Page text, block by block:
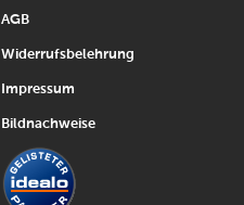
AGB
Widerrufsbelehrung
Impressum
Bildnachweise